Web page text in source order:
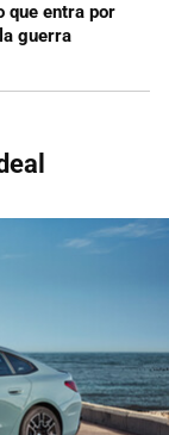
que entra por
guerra